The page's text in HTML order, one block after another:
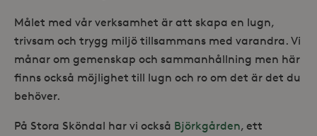
Målet med vår verksamhet är att skapa en lugn,
trivsam och trygg miljö tillsammans med varandra. Vi
månar om gemenskap och sammanhållning men här
finns också möjlighet till lugn och ro om det är det du
behöver.
På Stora Sköndal har vi också Björkgården, ett